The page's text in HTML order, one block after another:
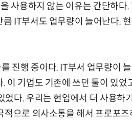
사용하지 않는 이유는 간단하다.
IT부서도 업무량이 늘어난다.
진행 중이다. IT부서 업무량이
이 기업도 기존에 쓰던 툴이 있었
다. 우리는 현업에서 더 사용하
으로 의사소통을 해서 프로포